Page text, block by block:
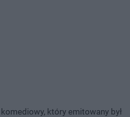
który emitowany był